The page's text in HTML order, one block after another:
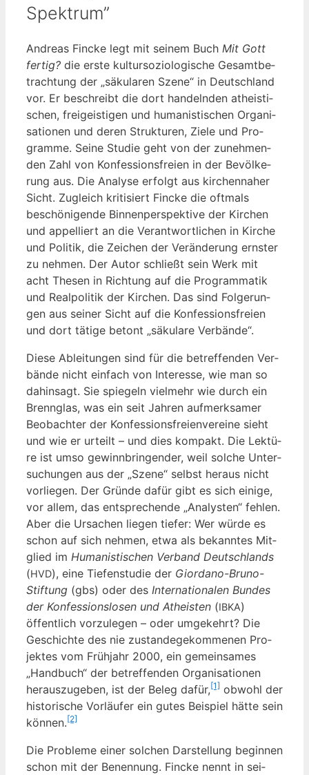
Spektrum”
Andre­as Fin­cke legt mit sei­nem Buch Mit Gott
fer­tig? die ers­te kul­tur­so­zio­lo­gi­sche Gesamt­be­
trach­tung der „säku­la­ren Sze­ne“ in Deutsch­land
vor. Er beschreibt die dort han­deln­den athe­is­ti­
schen, frei­geis­ti­gen und huma­nis­ti­schen Orga­ni­
sa­tio­nen und deren Struk­tu­ren, Zie­le und Pro­
gram­me. Sei­ne Stu­die geht von der zuneh­men­
den Zahl von Kon­fes­si­ons­frei­en in der Bevöl­ke­
rung aus. Die Ana­ly­se erfolgt aus kir­chen­na­her
Sicht. Zugleich kri­ti­siert Fin­cke die oft­mals
beschö­ni­gen­de Bin­nen­per­spek­ti­ve der Kir­chen
und appel­liert an die Ver­ant­wort­li­chen in Kir­che
und Poli­tik, die Zei­chen der Ver­än­de­rung erns­ter
zu neh­men. Der Autor schließt sein Werk mit
acht The­sen in Rich­tung auf die Pro­gram­ma­tik
und Real­po­li­tik der Kir­chen. Das sind Fol­ge­run­
gen aus sei­ner Sicht auf die Kon­fes­si­ons­frei­en
und dort täti­ge betont „säku­la­re Verbände“.
Die­se Ablei­tun­gen sind für die betref­fen­den Ver­
bän­de nicht ein­fach von Inter­es­se, wie man so
dahin­sagt. Sie spie­geln viel­mehr wie durch ein
Brenn­glas, was ein seit Jah­ren auf­merk­sa­mer
Beob­ach­ter der Kon­fes­si­ons­frei­en­ver­ei­ne sieht
und wie er urteilt – und dies kom­pakt. Die Lek­tü­
re ist umso gewinn­brin­gen­der, weil sol­che Unter­
su­chun­gen aus der „Sze­ne“ selbst her­aus nicht
vor­lie­gen. Der Grün­de dafür gibt es sich eini­ge,
vor allem, das ent­spre­chen­de „Ana­lys­ten“ feh­len.
Aber die Ursa­chen lie­gen tie­fer: Wer wür­de es
schon auf sich neh­men, etwa als bekann­tes Mit­
glied im Huma­nis­ti­schen Ver­band Deutsch­lands
(HVD), eine Tie­fen­stu­die der Giord­a­no-Bru­no-
Stif­tung (gbs) oder des Inter­na­tio­na­len Bun­des
der Kon­fes­si­ons­lo­sen und Athe­is­ten (IBKA)
öffent­lich vor­zu­le­gen – oder umge­kehrt? Die
Geschich­te des nie zustan­de­ge­kom­me­nen Pro­
jek­tes vom Früh­jahr 2000, ein gemein­sa­mes
„Hand­buch“ der betref­fen­den Orga­ni­sa­tio­nen
her­aus­zu­ge­ben, ist der Beleg dafür,[1] obwohl der
his­to­ri­sche Vor­läu­fer ein gutes Bei­spiel hät­te sein
kön­nen.[2]
Die Pro­ble­me einer sol­chen Dar­stel­lung begin­nen
schon mit der Benen­nung. Fin­cke nennt in sei­